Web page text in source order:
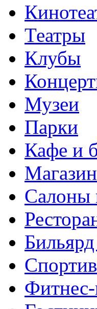
Театры
Клубы
Музеи
Парки
Кафе и
Салоны